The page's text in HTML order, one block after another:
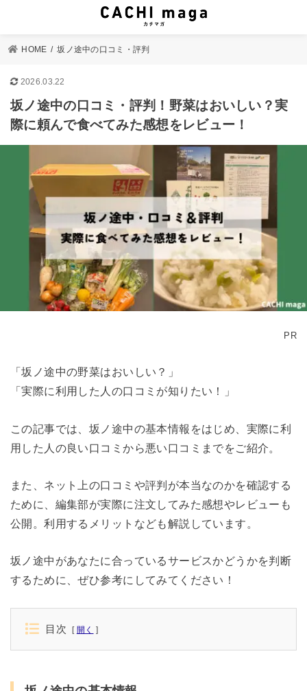
HOME 坂ノ途中の口コミ・評判
2026.03.22
坂ノ途中の口コミ・評判！野菜はおいしい？実
際に頼んで食べてみた感想をレビュー！
PR
「坂ノ途中の野菜はおいしい？」
「実際に利用した人の口コミが知りたい！」
この記事では、坂ノ途中の基本情報をはじめ、実際に利
用した人の良い口コミから悪い口コミまでをご紹介。
また、ネット上の口コミや評判が本当なのかを確認する
ために、編集部が実際に注文してみた感想やレビューも
公開。利用するメリットなども解説しています。
坂ノ途中があなたに合っているサービスかどうかを判断
するために、ぜひ参考にしてみてください！
目次 開く